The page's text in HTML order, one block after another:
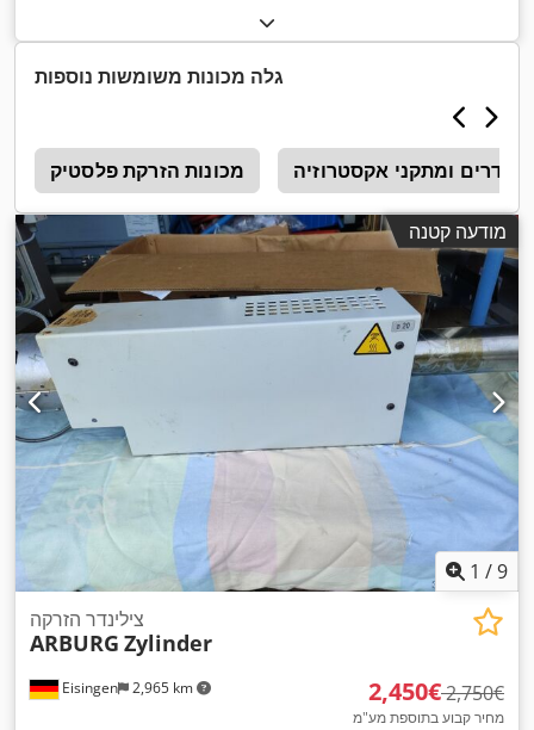
גלה מכונות משומשות נוספות
מכונות הזרקת פלסטיק ומתקני אקסטרוזיה
מודעה קטנה
1 /9
Eisingen 2,965 km
צילינדר הזרקה
ARBURG Zylinder
‏2,450 ‏€ ‏2,750 ‏€
מחיר קבוע בתוספת מע"מ